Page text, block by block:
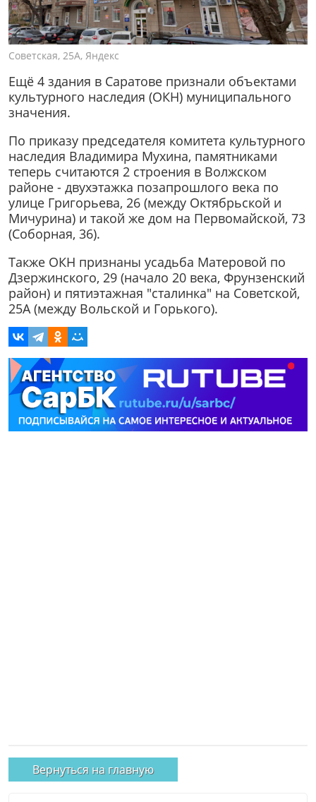
Советская, 25А, Яндекс
Ещё 4 здания в Саратове признали объектами
культурного наследия (ОКН) муниципального
значения.
По приказу председателя комитета культурного
наследия Владимира Мухина, памятниками
теперь считаются 2 строения в Волжском
районе - двухэтажка позапрошлого века по
улице Григорьева, 26 (между Октябрьской и
Мичурина) и такой же дом на Первомайской, 73
(Соборная, 36).
Также ОКН признаны усадьба Матеровой по
Дзержинского, 29 (начало 20 века, Фрунзенский
район) и пятиэтажная "сталинка" на Советской,
25А (между Вольской и Горького).
Вернуться на главную